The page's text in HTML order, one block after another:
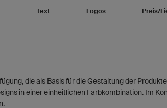
Text Logos Preis/
die als Basis für die Gestaltung der
in einer einheitlichen Farbkombination. Im